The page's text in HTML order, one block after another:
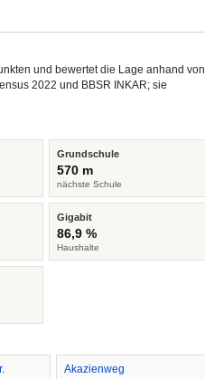
und bewertet die Lage anhand von
2022 und BBSR INKAR; sie
Grundschule
570 m
nächste Schule
Gigabit
86,9 %
Haushalte
Akazienweg